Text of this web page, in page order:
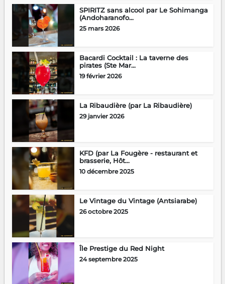
SPIRITZ sans alcool par Le Sohimanga
(Andoharanofo...
25 mars 2026
Bacardi Cocktail : La taverne des
pirates (Ste Mar...
19 février 2026
La Ribaudière (par La Ribaudière)
29 janvier 2026
KFD (par La Fougère - restaurant et
brasserie, Hôt...
10 décembre 2025
Le Vintage du Vintage (Antsiarabe)
26 octobre 2025
Île Prestige du Red Night
24 septembre 2025